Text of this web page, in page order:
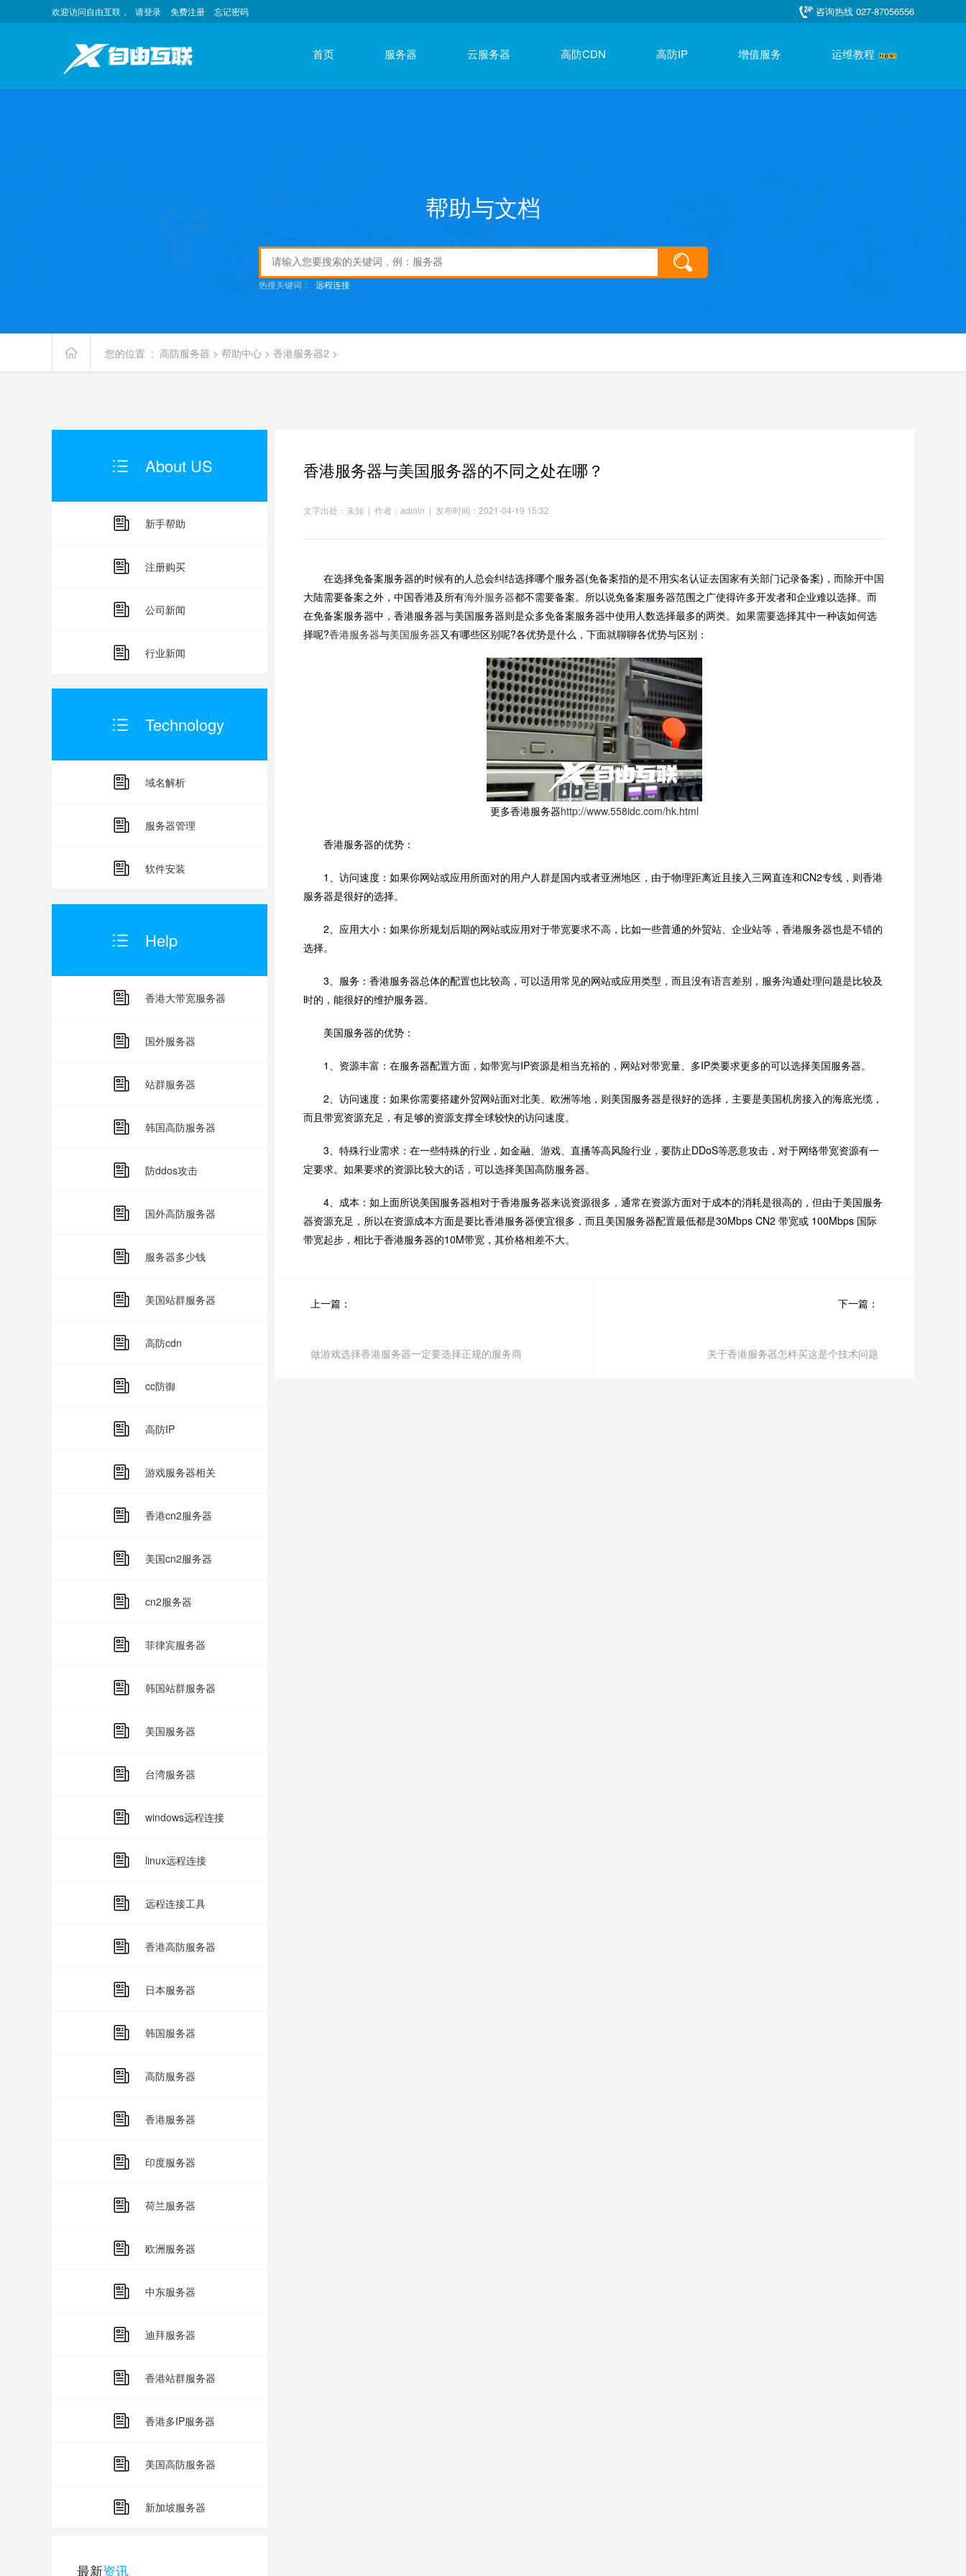
欢迎访问自由互联， 请登录 免费注册 忘记密码 咨询热线 027-87056556
首页 服务器 云服务器 高防CDN 高防IP 增值服务 运维教程
帮助与文档
热搜关键词： 远程连接
您的位置 : 高防服务器 > 帮助中心 > 香港服务器2 >
About US
新手帮助
注册购买
公司新闻
行业新闻
Technology
域名解析
服务器管理
软件安装
Help
香港大带宽服务器
国外服务器
站群服务器
韩国高防服务器
防ddos攻击
国外高防服务器
服务器多少钱
美国站群服务器
高防cdn
cc防御
高防IP
游戏服务器相关
香港cn2服务器
美国cn2服务器
cn2服务器
菲律宾服务器
韩国站群服务器
美国服务器
台湾服务器
windows远程连接
linux远程连接
远程连接工具
香港高防服务器
日本服务器
韩国服务器
高防服务器
香港服务器
印度服务器
荷兰服务器
欧洲服务器
中东服务器
迪拜服务器
香港站群服务器
香港多IP服务器
美国高防服务器
新加坡服务器
最新资讯
香港服务器与美国服务器的不同之处在哪？
文字出处：未知 | 作者：admin | 发布时间：2021-04-19 15:32
在选择免备案服务器的时候有的人总会纠结选择哪个服务器(免备案指的是不用实名认证去国家有关部门记录备案)，而除开中国
大陆需要备案之外，中国香港及所有海外服务器都不需要备案。所以说免备案服务器范围之广使得许多开发者和企业难以选择。而
在免备案服务器中，香港服务器与美国服务器则是众多免备案服务器中使用人数选择最多的两类。如果需要选择其中一种该如何选
择呢?香港服务器与美国服务器又有哪些区别呢?各优势是什么，下面就聊聊各优势与区别：
更多香港服务器http://www.558idc.com/hk.html
香港服务器的优势：
1、访问速度：如果你网站或应用所面对的用户人群是国内或者亚洲地区，由于物理距离近且接入三网直连和CN2专线，则香港
服务器是很好的选择。
2、应用大小：如果你所规划后期的网站或应用对于带宽要求不高，比如一些普通的外贸站、企业站等，香港服务器也是不错的
选择。
3、服务：香港服务器总体的配置也比较高，可以适用常见的网站或应用类型，而且没有语言差别，服务沟通处理问题是比较及
时的，能很好的维护服务器。
美国服务器的优势：
1、资源丰富：在服务器配置方面，如带宽与IP资源是相当充裕的，网站对带宽量、多IP类要求更多的可以选择美国服务器。
2、访问速度：如果你需要搭建外贸网站面对北美、欧洲等地，则美国服务器是很好的选择，主要是美国机房接入的海底光缆，
而且带宽资源充足，有足够的资源支撑全球较快的访问速度。
3、特殊行业需求：在一些特殊的行业，如金融、游戏、直播等高风险行业，要防止DDoS等恶意攻击，对于网络带宽资源有一
定要求。如果要求的资源比较大的话，可以选择美国高防服务器。
4、成本：如上面所说美国服务器相对于香港服务器来说资源很多，通常在资源方面对于成本的消耗是很高的，但由于美国服务
器资源充足，所以在资源成本方面是要比香港服务器便宜很多，而且美国服务器配置最低都是30Mbps CN2 带宽或 100Mbps 国际
带宽起步，相比于香港服务器的10M带宽，其价格相差不大。
上一篇：
做游戏选择香港服务器一定要选择正规的服务商
下一篇：
关于香港服务器怎样买这是个技术问题